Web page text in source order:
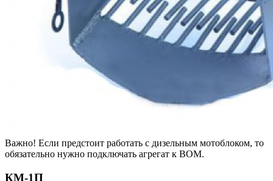
Важно! Если предстоит работать с дизельным мотоблоком, то
обязательно нужно подключать агрегат к ВОМ.
КМ-1П